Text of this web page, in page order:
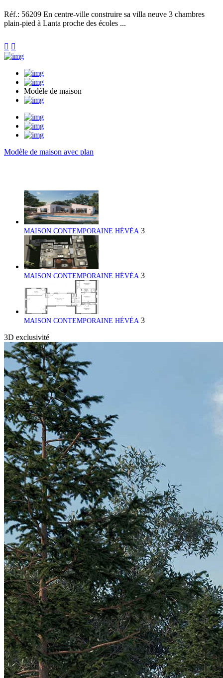
Réf.: 56209 En centre-ville construire sa villa neuve 3 chambres
plain-pied à Lanta proche des écoles ...
 
Modèle de maison
Modèle de maison avec plan
MAISON CONTEMPORAINE HÉVÉA 3
MAISON CONTEMPORAINE HÉVÉA 3
MAISON CONTEMPORAINE HÉVÉA 3
3D exclusivité